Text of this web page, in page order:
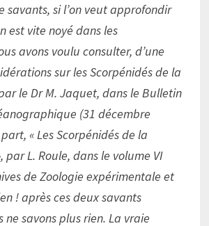
savants, si l’on veut approfondir
est vite noyé dans les
avons voulu consulter, d’une
sur les Scorpénidés de la
le Dr M. Jaquet, dans le Bulletin
(31 décembre
« Les Scorpénidés de la
par L. Roule, dans le volume VI
de Zoologie expérimentale et
! après ces deux savants
ne savons plus rien. La vraie